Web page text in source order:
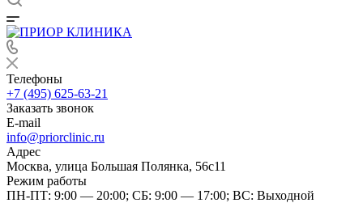
Телефоны
+7 (495) 625-63-21
Заказать звонок
E-mail
info@priorclinic.ru
Адрес
Москва, улица Большая Полянка, 56с11
Режим работы
ПН-ПТ: 9:00 — 20:00; СБ: 9:00 — 17:00; ВС: Выходной